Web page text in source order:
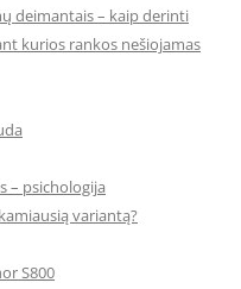
deimantais – kaip derinti
kurios rankos nešiojamas
– psichologija
variantą?
S800